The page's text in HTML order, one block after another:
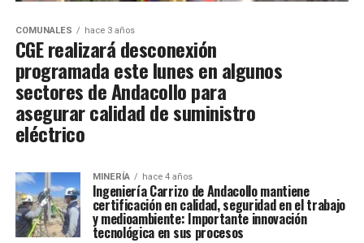
COMUNALES hace 3 años
CGE realizará desconexión
programada este lunes en algunos
sectores de Andacollo para
asegurar calidad de suministro
eléctrico
MINERÍA hace 4 años
Ingeniería Carrizo de Andacollo mantiene
certificación en calidad, seguridad en el trabajo
y medioambiente: Importante innovación
tecnológica en sus procesos